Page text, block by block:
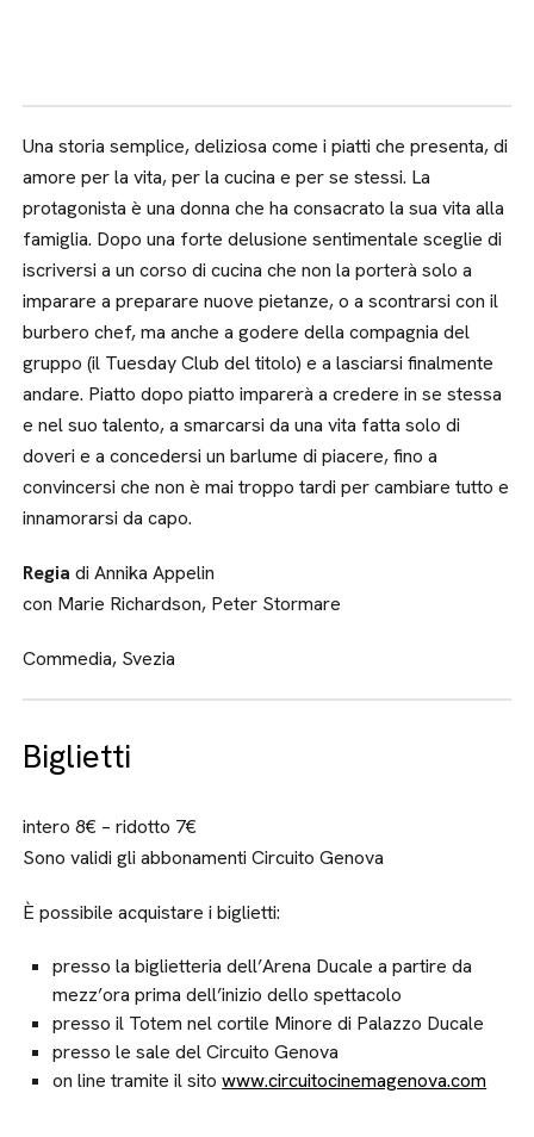
Una storia semplice, deliziosa come i piatti che presenta, di
amore per la vita, per la cucina e per se stessi. La
protagonista è una donna che ha consacrato la sua vita alla
famiglia. Dopo una forte delusione sentimentale sceglie di
iscriversi a un corso di cucina che non la porterà solo a
imparare a preparare nuove pietanze, o a scontrarsi con il
burbero chef, ma anche a godere della compagnia del
gruppo (il Tuesday Club del titolo) e a lasciarsi finalmente
andare. Piatto dopo piatto imparerà a credere in se stessa
e nel suo talento, a smarcarsi da una vita fatta solo di
doveri e a concedersi un barlume di piacere, fino a
convincersi che non è mai troppo tardi per cambiare tutto e
innamorarsi da capo.
Regiadi Annika Appelin
con Marie Richardson, Peter Stormare
Commedia, Svezia
Biglietti
intero 8€ – ridotto 7€
Sono validi gli abbonamenti Circuito Genova
È possibile acquistare i biglietti:
presso la biglietteria dell’Arena Ducale a partire da
mezz’ora prima dell’inizio dello spettacolo
presso il Totem nel cortile Minore di Palazzo Ducale
presso le sale del Circuito Genova
on line tramite il sitowww.circuitocinemagenova.com